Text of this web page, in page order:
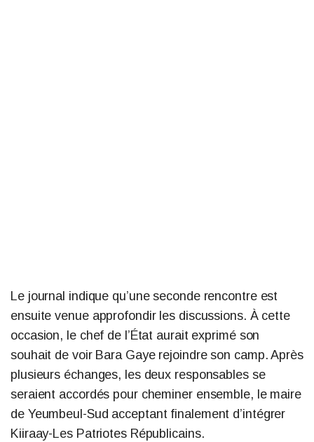
Le journal indique qu’une seconde rencontre est
ensuite venue approfondir les discussions. À cette
occasion, le chef de l’État aurait exprimé son
souhait de voir Bara Gaye rejoindre son camp. Après
plusieurs échanges, les deux responsables se
seraient accordés pour cheminer ensemble, le maire
de Yeumbeul-Sud acceptant finalement d’intégrer
Kiiraay-Les Patriotes Républicains.